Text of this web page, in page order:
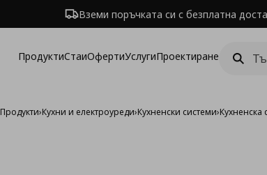
Вземи поръчката си с безплатна
ПродуктиСтаиОфертиУслугиПроектиране
Продукти›Кухни и електроуреди›Кухненски системи›Кухненска